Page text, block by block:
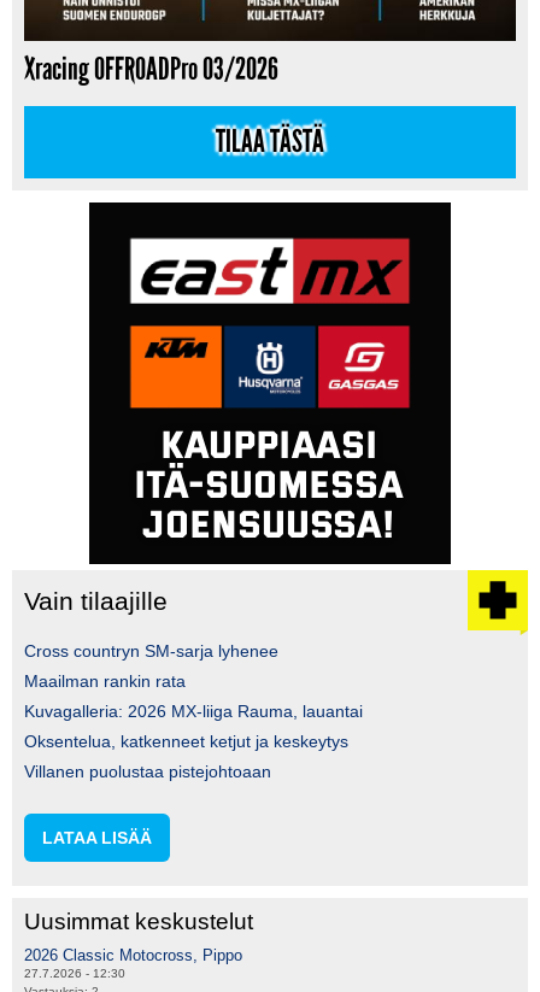
Xracing OFFROADPro 03/2026
TILAA TÄSTÄ
Vain tilaajille
Cross countryn SM-sarja lyhenee
Maailman rankin rata
Kuvagalleria: 2026 MX-liiga Rauma, lauantai
Oksentelua, katkenneet ketjut ja keskeytys
Villanen puolustaa pistejohtoaan
LATAA LISÄÄ
Uusimmat keskustelut
2026 Classic Motocross, Pippo
27.7.2026 - 12:30